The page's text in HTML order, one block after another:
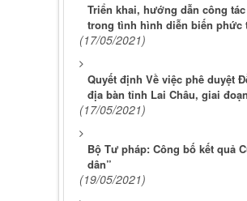
Triển khai, hướng dẫn công
trong tình hình diễn biến phức
(17/05/2021)
Quyết định Về việc phê duyệt
địa bàn tỉnh Lai Châu, giai
(17/05/2021)
Bộ Tư pháp: Công bố kết quả
dân”
(19/05/2021)